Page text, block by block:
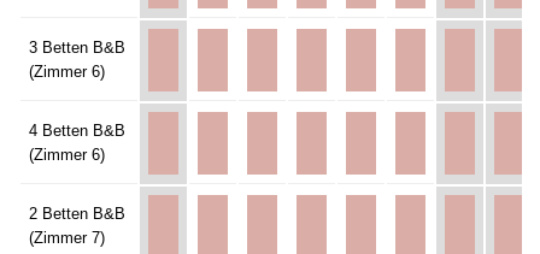
3 Betten B&B
(Zimmer 6)
4 Betten B&B
(Zimmer 6)
2 Betten B&B
(Zimmer 7)